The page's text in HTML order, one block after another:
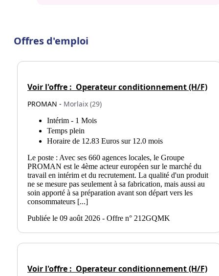
Offres d'emploi
Voir l'offre : Operateur conditionnement (H/F)
PROMAN - Morlaix (29)
Intérim - 1 Mois
Temps plein
Horaire de 12.83 Euros sur 12.0 mois
Le poste : Avec ses 660 agences locales, le Groupe
PROMAN est le 4ème acteur européen sur le marché du
travail en intérim et du recrutement. La qualité d'un produit
ne se mesure pas seulement à sa fabrication, mais aussi au
soin apporté à sa préparation avant son départ vers les
consommateurs [...]
Publiée le 09 août 2026 - Offre n° 212GQMK
Voir l'offre : Operateur conditionnement (H/F)